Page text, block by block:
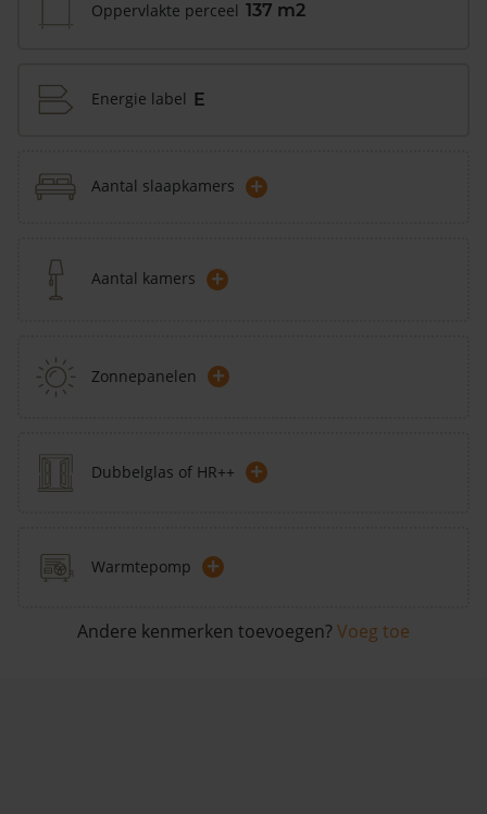
Oppervlakte perceel 137 m2
Energie label E
Aantal slaapkamers +
Aantal kamers +
Zonnepanelen +
Dubbelglas of HR++ +
Warmtepomp +
Andere kenmerken toevoegen? Voeg toe